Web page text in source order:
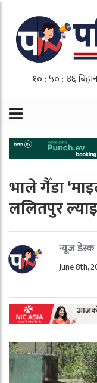
भाले गैँडा
ललितपुर
न्यूज डेस्क
June 8th,